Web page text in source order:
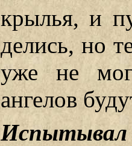
крылья, и
делись, но
уже не
ангелов
Испытывал